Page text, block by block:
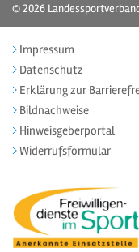
© 2026
Impressum
Datenschutz
Erklärung zur
Bildnachweise
Hinweisgeberportal
Widerrufsformular